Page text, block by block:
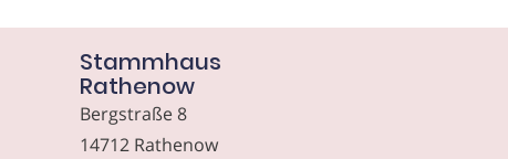
Stammhaus
Rathenow
Bergstraße 8
14712 Rathenow